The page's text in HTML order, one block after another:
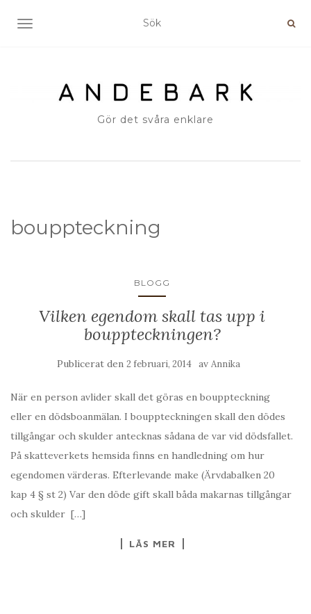
SLÅ PÅ/AV NAVIGERING
Gör det svåra enklare
bouppteckning
BLOGG
Vilken egendom skall tas upp i
bouppteckningen?
Publicerat den 2 februari, 2014 av Annika
När en person avlider skall det göras en bouppteckning
eller en dödsboanmälan. I bouppteckningen skall den dödes
tillgångar och skulder antecknas sådana de var vid dödsfallet.
På skatteverkets hemsida finns en handledning om hur
egendomen värderas. Efterlevande make (Ärvdabalken 20
kap 4 § st 2) Var den döde gift skall båda makarnas tillgångar
och skulder […]
LÄS MER